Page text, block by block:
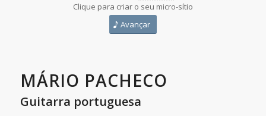
Clique para criar o seu micro-sítio
Avançar
MÁRIO PACHECO
Guitarra portuguesa